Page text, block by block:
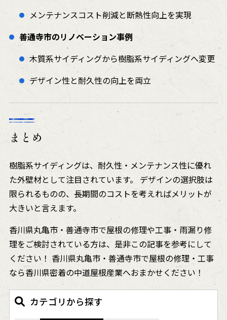
メンテナンスコスト削減と断熱性向上を実現
善通寺市のリノベーション事例
木質系サイディングから樹脂系サイディングへ変更
デザイン性と耐久性の向上を両立
まとめ
樹脂系サイディングは、耐久性・メンテナンス性に優れ
た外壁材として注目されています。 デザインの選択肢は
限られるものの、長期間のコストを考えればメリットが
大きいと言えます。
香川県丸亀市・善通寺市で屋根の修理や工事・雨漏り修
理をご検討されている方は、是非この記事を参考にして
ください！ 香川県丸亀市・善通寺市で屋根の修理・工事
なら香川県密着の中道屋根産業へおまかせください！
カテゴリから探す